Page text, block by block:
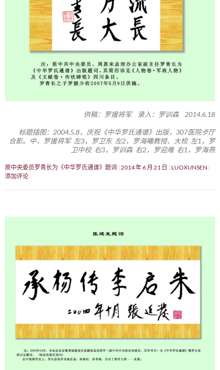
供稿：罗援将军 录入：罗训森 2014.6.18
标题插图：2004.5.8，庆祝《中华罗氏通谱》出版，307医院歺厅
合影。中，罗援将军 左3，罗卫东 左2，罗海曦教授、大校 左1，罗
卫中校 右3，罗训森 右2，罗迎难 右1，罗海燕
原中央委员罗青长为《中华罗氏通谱》题词 2014 年 6 月 21 日
LUOXUNSEN
添加评论